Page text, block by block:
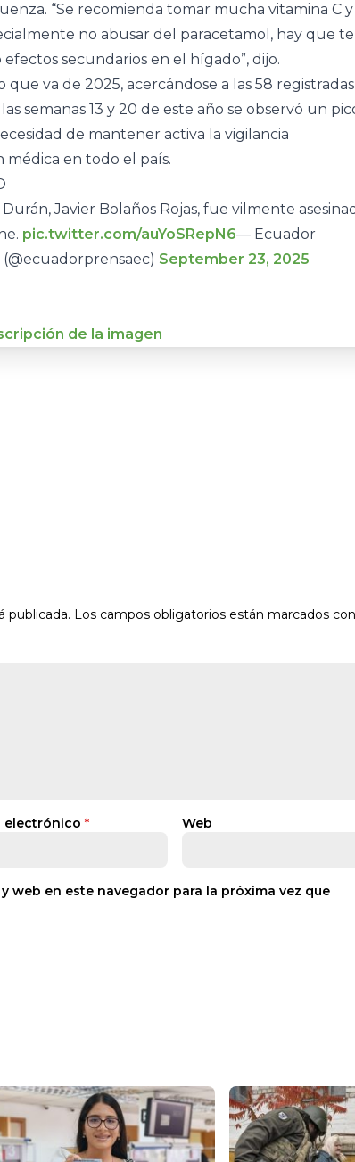
“Se recomienda tomar mucha vitamina C y
no abusar del paracetamol, hay que
secundarios en el hígado”, dijo.
que va de 2025, acercándose a las 58
semanas 13 y 20 de este año se observó un
de mantener activa la vigilancia
en todo el país.
Javier Bolaños Rojas, fue vilmente
pic.twitter.com/auYoSRepN6— Ecuador
(@ecuadorprensaec) September 23, 2025
publicada. Los campos obligatorios están marcados con
electrónico * Web
web en este navegador para la próxima vez que